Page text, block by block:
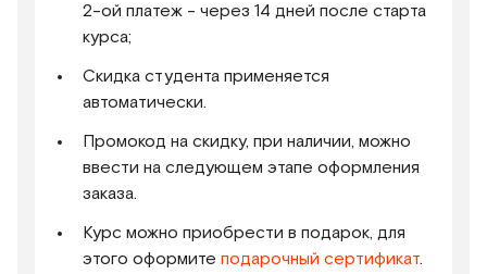
2-ой платеж - через 14 дней после старта
курса;
Скидка студента применяется
автоматически.
Промокод на скидку, при наличии, можно
ввести на следующем этапе оформления
заказа.
Курс можно приобрести в подарок, для
этого оформите подарочный сертификат.